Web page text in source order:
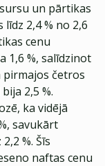
un pārtikas
2,4 % no 2,6
cenu
1,6 %, salīdzinot
pirmajos četros
2,5 %.
ka vidējā
savukārt
%. Šīs
naftas cenu